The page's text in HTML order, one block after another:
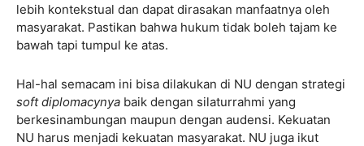
lebih kontekstual dan dapat dirasakan manfaatnya oleh
masyarakat. Pastikan bahwa hukum tidak boleh tajam ke
bawah tapi tumpul ke atas.
Hal-hal semacam ini bisa dilakukan di NU dengan strategi
soft diplomacynya baik dengan silaturrahmi yang
berkesinambungan maupun dengan audensi. Kekuatan
NU harus menjadi kekuatan masyarakat. NU juga ikut